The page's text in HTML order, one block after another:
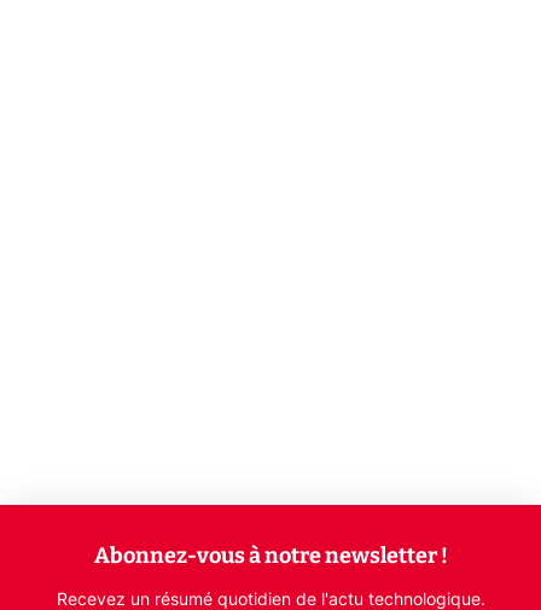
Abonnez-vous à notre newsletter !
Recevez un résumé quotidien de l'actu technologique.